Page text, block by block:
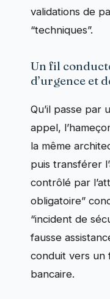
validations de
“techniques”.
Un fil
d’urgence et
Qu’il passe par
appel,
la même
puis transférer
contrôlé par
obligatoire”
“incident de
fausse
conduit vers un
bancaire.